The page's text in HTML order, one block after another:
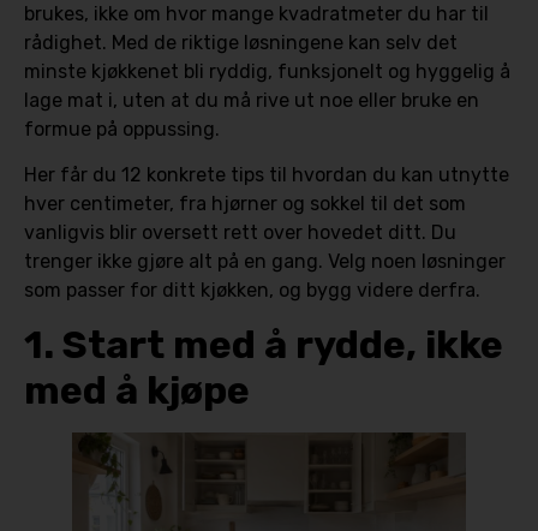
brukes, ikke om hvor mange kvadratmeter du har til
rådighet. Med de riktige løsningene kan selv det
minste kjøkkenet bli ryddig, funksjonelt og hyggelig å
lage mat i, uten at du må rive ut noe eller bruke en
formue på oppussing.
Her får du 12 konkrete tips til hvordan du kan utnytte
hver centimeter, fra hjørner og sokkel til det som
vanligvis blir oversett rett over hovedet ditt. Du
trenger ikke gjøre alt på en gang. Velg noen løsninger
som passer for ditt kjøkken, og bygg videre derfra.
1. Start med å rydde, ikke
med å kjøpe